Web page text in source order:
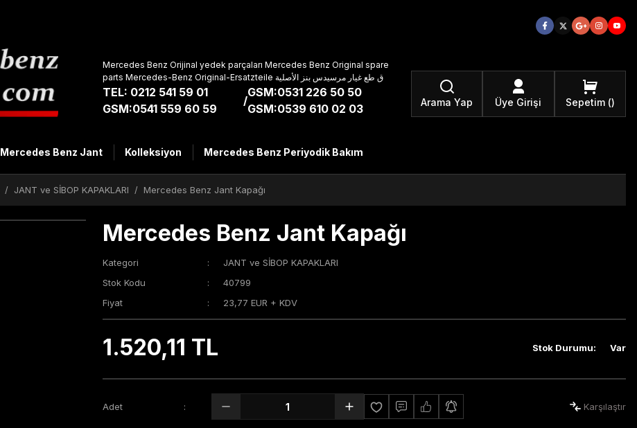
Mercedes Benz Orijinal yedek parçaları Mercedes Benz Original spare
parts Mercedes-Benz Original-Ersatzteile ق طع غيار مرسيدس بنز الأصلية
TEL: 0212 541 59 01
GSM:0541 559 60 59
/
GSM:0531 226 50 50
GSM:0539 610 02 03
Arama Yap Üye Girişi Sepetim
Mercedes Benz Jant Kolleksiyon Mercedes Benz Periyodik Bakım
JANT ve SİBOP KAPAKLARI Mercedes Benz Jant Kapağı
Mercedes Benz Jant Kapağı
Kategori
JANT ve SİBOP KAPAKLARI
Stok Kodu
40799
Fiyat
23,77 EUR + KDV
1.520,11 TL Stok Durumu: Var
Adet Karşılaştır